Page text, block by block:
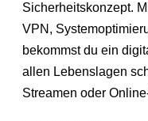
Sicherheitskonzept.
VPN,
bekommst du ein
allen Lebenslagen
Streamen oder